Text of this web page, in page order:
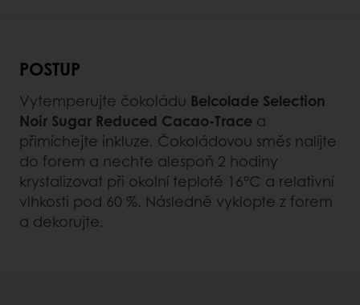
POSTUP
Vytemperujte čokoládu Belcolade Selection
Noir Sugar Reduced Cacao-Trace a
přimíchejte inkluze. Čokoládovou směs nalijte
do forem a nechte alespoň 2 hodiny
krystalizovat při okolní teplotě 16°C a relativní
vlhkosti pod 60 %. Následně vyklopte z forem
a dekorujte.